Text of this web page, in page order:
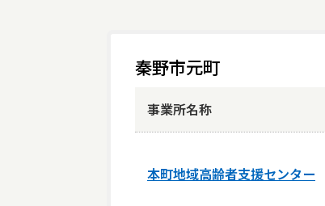
秦野市元町
事業所名称
本町地域高齢者支援センター